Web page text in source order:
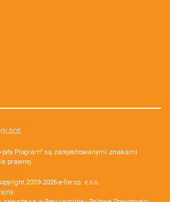
pity Program" są zarejestrowanymi znakami
prawnej.
2009-2026 e-file sp. z o.o.